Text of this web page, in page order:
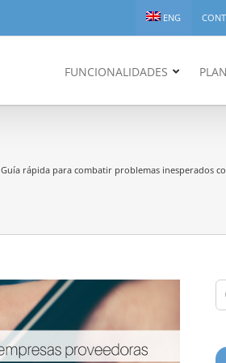
ENG
FUNCIONALIDADES
Guía rápida para combatir problemas inesperados